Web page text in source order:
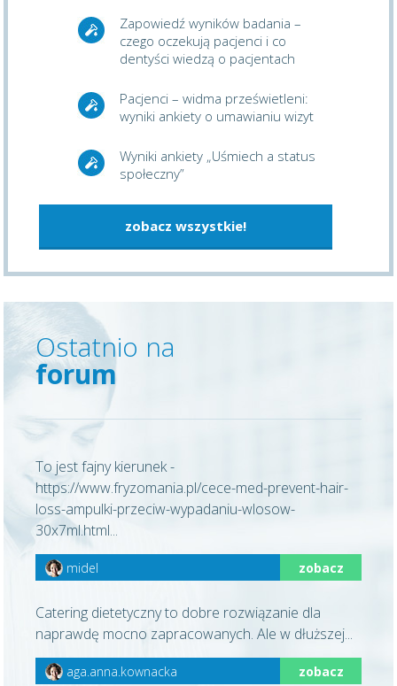
Zapowiedź wyników badania –
czego oczekują pacjenci i co
dentyści wiedzą o pacjentach
Pacjenci – widma prześwietleni:
wyniki ankiety o umawianiu wizyt
Wyniki ankiety „Uśmiech a status
społeczny”
zobacz wszystkie!
Ostatnio na
forum
To jest fajny kierunek -
https://www.fryzomania.pl/cece-med-prevent-hair-
loss-ampulki-przeciw-wypadaniu-wlosow-
30x7ml.html...
midel zobacz
Catering dietetyczny to dobre rozwiązanie dla
naprawdę mocno zapracowanych. Ale w dłuższej...
aga.anna.kownacka zobacz